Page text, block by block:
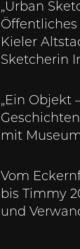
„Urban
Kieler
Sketcherin
„Ein Objekt
mit
Vom
bis Timmy
und